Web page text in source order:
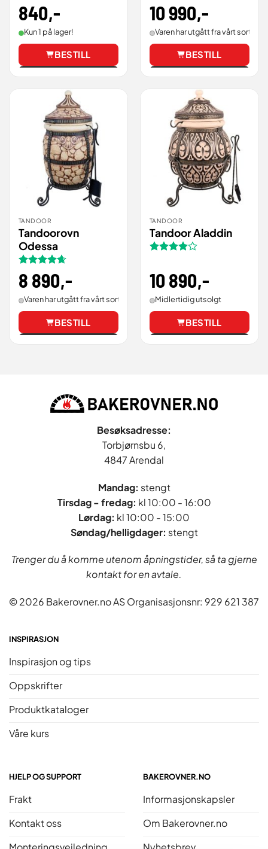
Vurdert
4.67av 5
840,-
Kun 1 på lager!
BESTILL
10 990,-
Varen har utgått fra vårt
BESTILL
TANDOOR
Tandoorovn
Odessa
Vurdert
4.67av 5
8 890,-
Varen har utgått fra vårt sortiment.
BESTILL
TANDOOR
Tandoor Aladdin
10 890,-
Midlertidig utsolgt
BESTILL
Besøksadresse:
Torbjørnsbu 6,
4847 Arendal
Mandag: stengt
Tirsdag - fredag: kl 10:00 - 16:00
Lørdag: kl 10:00 - 15:00
Søndag/helligdager: stengt
Trenger du å komme utenom åpningstider, så ta gjerne
kontakt for en avtale.
© 2026 Bakerovner.no AS Organisasjonsnr: 929 621 387
INSPIRASJON
Inspirasjon og tips
Oppskrifter
Produktkataloger
Våre kurs
HJELP OG SUPPORT
Frakt
Kontakt oss
BAKEROVNER.NO
Informasjonskapsler
Om Bakerovner.no